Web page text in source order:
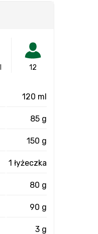
12
120 ml
85 g
150 g
1 łyżeczka
80 g
90 g
3 g